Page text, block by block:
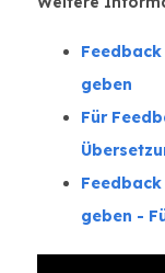
geben
Für
geben -